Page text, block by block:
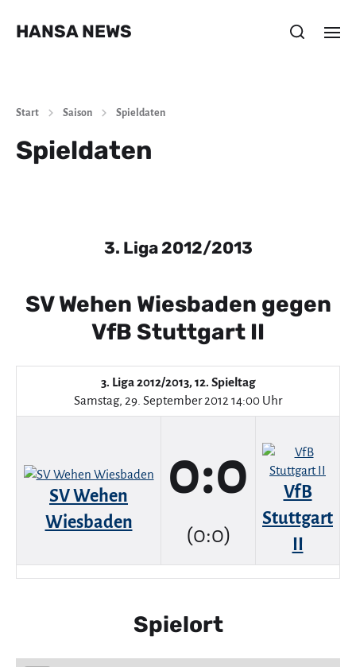
HANSA NEWS
Start Saison Spieldaten
Spieldaten
3. Liga 2012/2013
SV Wehen Wiesbaden gegen
VfB Stuttgart II
3. Liga 2012/2013, 12. Spieltag
Samstag, 29. September 2012 14:00 Uhr
SV Wehen
Wiesbaden
0:0
(0:0)
VfB
Stuttgart
II
Spielort